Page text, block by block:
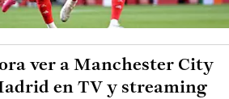
ver a Manchester City
en TV y streaming